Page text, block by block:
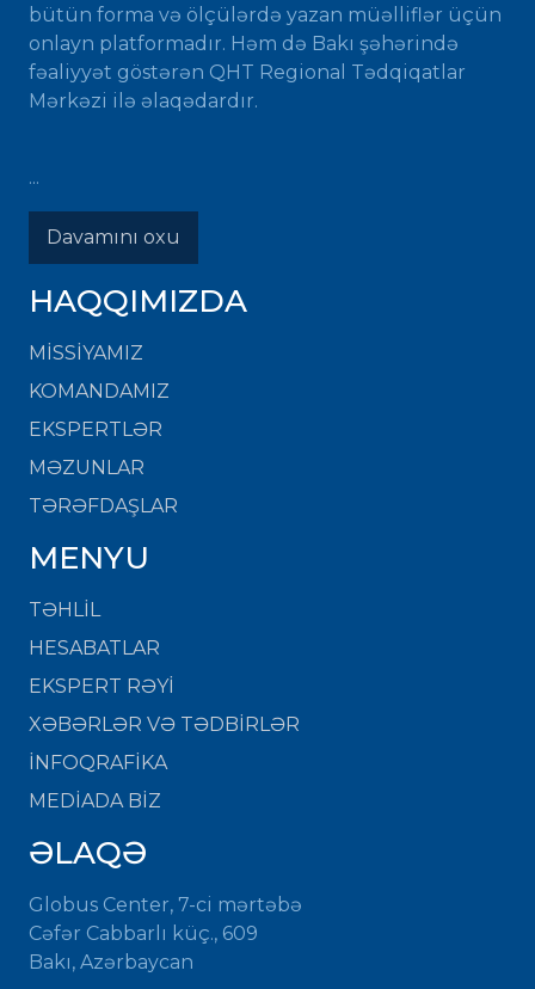
bütün forma və ölçülərdə yazan müəlliflər üçün
onlayn platformadır. Həm də Bakı şəhərində
fəaliyyət göstərən QHT Regional Tədqiqatlar
Mərkəzi ilə əlaqədardır.
...
Davamını oxu
HAQQIMIZDA
MISSIYAMIZ
KOMANDAMIZ
EKSPERTLƏR
MƏZUNLAR
TƏRƏFDAŞLAR
MENYU
TƏHLİL
HESABATLAR
EKSPERT RƏYİ
XƏBƏRLƏR VƏ TƏDBİRLƏR
İNFOQRAFİKA
MEDİADA BİZ
ƏLAQƏ
Globus Center, 7-ci mərtəbə
Cəfər Cabbarlı küç., 609
Bakı, Azərbaycan